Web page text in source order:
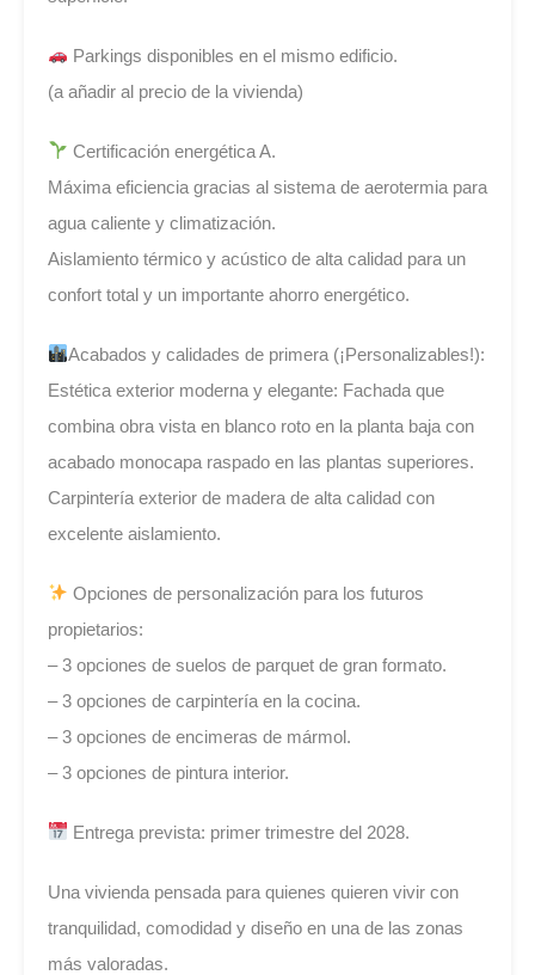
Parkings disponibles en el mismo edificio.
(a añadir al precio de la vivienda)
Certificación energética A.
Máxima eficiencia gracias al sistema de aerotermia para
agua caliente y climatización.
Aislamiento térmico y acústico de alta calidad para un
confort total y un importante ahorro energético.
Acabados y calidades de primera (¡Personalizables!):
Estética exterior moderna y elegante: Fachada que
combina obra vista en blanco roto en la planta baja con
acabado monocapa raspado en las plantas superiores.
Carpintería exterior de madera de alta calidad con
excelente aislamiento.
Opciones de personalización para los futuros
propietarios:
– 3 opciones de suelos de parquet de gran formato.
– 3 opciones de carpintería en la cocina.
– 3 opciones de encimeras de mármol.
– 3 opciones de pintura interior.
Entrega prevista: primer trimestre del 2028.
Una vivienda pensada para quienes quieren vivir con
tranquilidad, comodidad y diseño en una de las zonas
más valoradas.